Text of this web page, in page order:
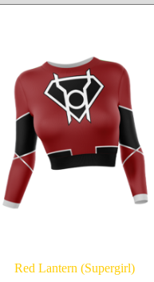
Red Lantern (Supergirl)